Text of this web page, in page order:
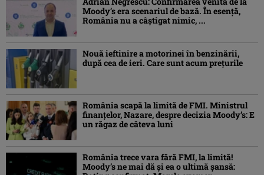
Moody’s era scenariul de bază. În esenţă,
România nu a câştigat nimic, ...
Nouă ieftinire a motorinei în benzinării,
după cea de ieri. Care sunt acum prețurile
România scapă la limită de FMI. Ministrul
finanțelor, Nazare, despre decizia Moody’s: E
un răgaz de câteva luni
România trece vara fără FMI, la limită!
Moody’s ne mai dă și ea o ultimă șansă: